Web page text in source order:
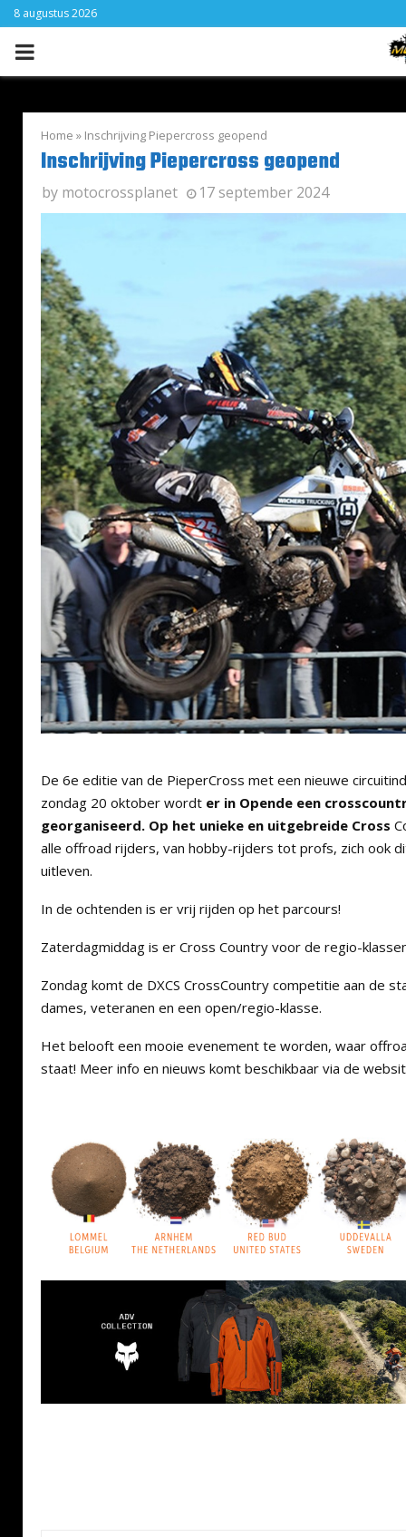
8 augustus 2026
PRIMARY
Home » Inschrijving Piepercross geopend
Inschrijving Piepercross geopend
by motocrossplanet 17 september 2024
De 6e editie van de PieperCross met een nieuwe
zondag 20 oktober wordt er in Opende een
georganiseerd. Op het unieke en uitgebreide Cross
alle offroad rijders, van hobby-rijders tot profs, zich ook
uitleven.
In de ochtenden is er vrij rijden op het parcours!
Zaterdagmiddag is er Cross Country voor de regio-
Zondag komt de DXCS CrossCountry competitie aan de
dames, veteranen en een open/regio-klasse.
Het belooft een mooie evenement te worden, waar
staat! Meer info en nieuws komt beschikbaar via de